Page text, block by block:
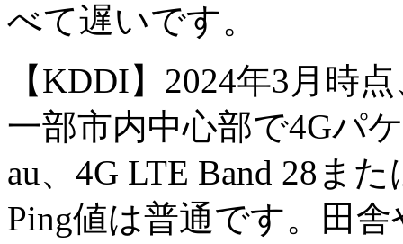
べて遅いです。
【KDDI】2024年3月時
一部市内中心部で4Gパ
au、4G LTE Band 28ま
Ping値は普通です。田